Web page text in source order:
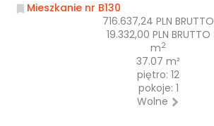
Mieszkanie nr B130
716.637,24 PLN BRUTTO
19.332,00 PLN BRUTTO
m2
37.07 m²
piętro: 12
pokoje: 1
Wolne